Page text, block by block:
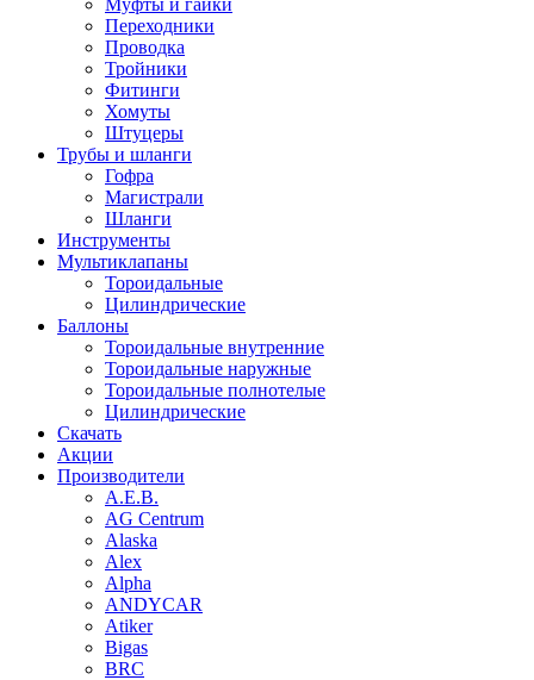
Муфты и гайки
Переходники
Проводка
Тройники
Фитинги
Хомуты
Штуцеры
Трубы и шланги
Гофра
Магистрали
Шланги
Инструменты
Мультиклапаны
Тороидальные
Цилиндрические
Баллоны
Тороидальные внутренние
Тороидальные наружные
Тороидальные полнотелые
Цилиндрические
Скачать
Акции
Производители
A.E.B.
AG Centrum
Alaska
Alex
Alpha
ANDYCAR
Atiker
Bigas
BRC